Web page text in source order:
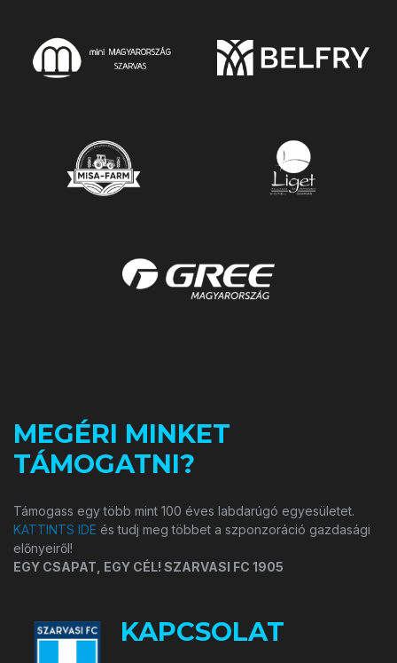
MEGÉRI MINKET
TÁMOGATNI?
Támogass egy több mint 100 éves labdarúgó egyesületet.
KATTINTS IDE és tudj meg többet a szponzoráció gazdasági
előnyeiről!
EGY CSAPAT, EGY CÉL! SZARVASI FC 1905
KAPCSOLAT